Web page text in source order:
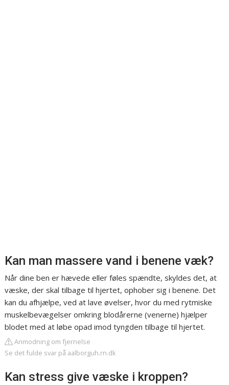
Kan man massere vand i benene væk?
Når dine ben er hævede eller føles spændte, skyldes det, at
væske, der skal tilbage til hjertet, ophober sig i benene. Det
kan du afhjælpe, ved at lave øvelser, hvor du med rytmiske
muskelbevægelser omkring blodårerne (venerne) hjælper
blodet med at løbe opad imod tyngden tilbage til hjertet.
Anmodning om fjernelse
Se det fulde svar på aalborguh.rn.dk
Kan stress give væske i kroppen?